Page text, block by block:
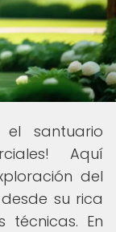
el santuario
Aquí
del
su rica
técnicas. En